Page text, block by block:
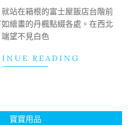
站在箱根的富士屋飯店台階前
繪畫的丹楓點綴各處。在西北
端望不見白色
READING
寶寶用品